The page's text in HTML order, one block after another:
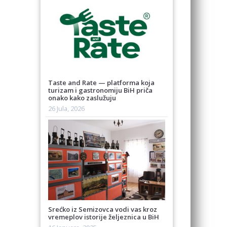
Taste and Rate — platforma koja
turizam i gastronomiju BiH priča
onako kako zaslužuju
26 Jula, 2026
Srećko iz Semizovca vodi vas kroz
vremeplov istorije željeznica u BiH